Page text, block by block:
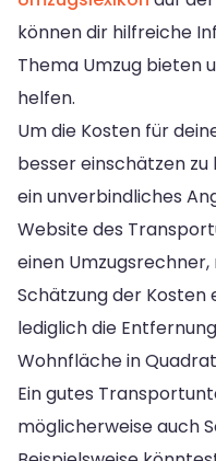
können dir hilfreiche
Thema Umzug bieten
helfen.
Um die Kosten für
besser einschätzen
ein unverbindliches
Website des
einen
Schätzung der Kosten
lediglich die
Wohnfläche in
Ein gutes
möglicherweise auch